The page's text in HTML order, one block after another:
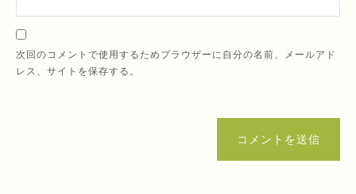
次回のコメントで使用するためブラウザーに自分の名前、メールアド
レス、サイトを保存する。
コメントを送信